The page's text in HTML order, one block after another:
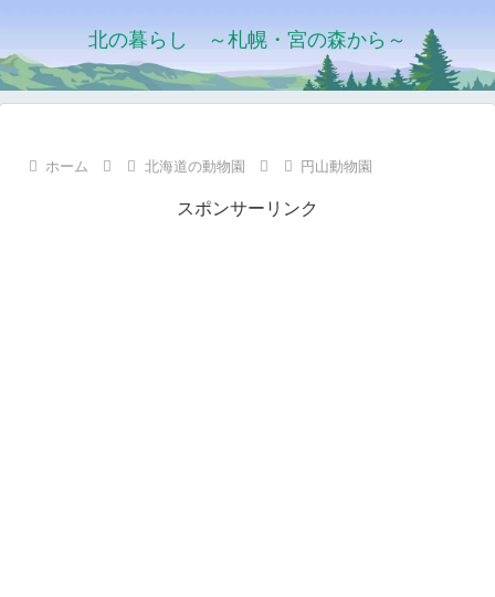
北の暮らし ～札幌・宮の森から～
ホーム 北海道の動物園 円山動物園
スポンサーリンク